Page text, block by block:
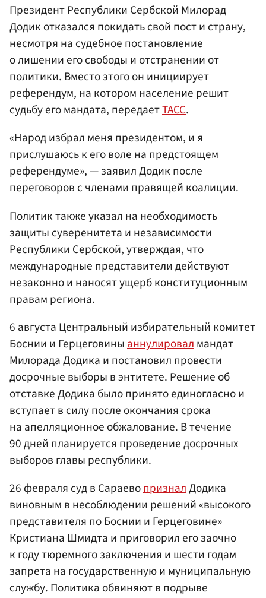
Президент Республики Сербской Милорад
Додик отказался покидать свой пост и страну,
несмотря на судебное постановление
о лишении его свободы и отстранении от
политики. Вместо этого он инициирует
референдум, на котором население решит
судьбу его мандата, передаетТАСС.
«Народ избрал меня президентом, и я
прислушаюсь к его воле на предстоящем
референдуме», — заявил Додик после
переговоров с членами правящей коалиции.
Политик также указал на необходимость
защиты суверенитета и независимости
Республики Сербской, утверждая, что
международные представители действуют
незаконно и наносят ущерб конституционным
правам региона.
6 августа Центральный избирательный комитет
Боснии и Герцеговиныаннулировалмандат
Милорада Додика и постановил провести
досрочные выборы в энтитете. Решение об
отставке Додика было принято единогласно и
вступает в силу после окончания срока
на апелляционное обжалование. В течение
90 дней планируется проведение досрочных
выборов главы республики.
26 февраля суд в СараевопризналДодика
виновным в несоблюдении решений «высокого
представителя по Боснии и Герцеговине»
Кристиана Шмидта и приговорил его заочно
к году тюремного заключения и шести годам
запрета на государственную и муниципальную
службу. Политика обвиняют в подрыве